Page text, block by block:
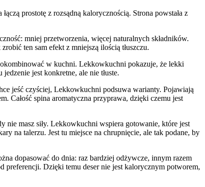
prostotę z rozsądną kalorycznością. Strona powstała z
mniej przetworzenia, więcej naturalnych składników.
ten sam efekt z mniejszą ilością tłuszczu.
w kuchni. Lekkowkuchni pokazuje, że lekki
jest konkretne, ale nie tłuste.
jeść czyściej, Lekkowkuchni podsuwa warianty. Pojawiają
Całość spina aromatyczna przyprawa, dzięki czemu jest
nie masz siły. Lekkowkuchni wspiera gotowanie, które jest
na talerzu. Jest tu miejsce na chrupnięcie, ale tak podane, by
dopasować do dnia: raz bardziej odżywcze, innym razem
preferencji. Dzięki temu deser nie jest kalorycznym potworem,